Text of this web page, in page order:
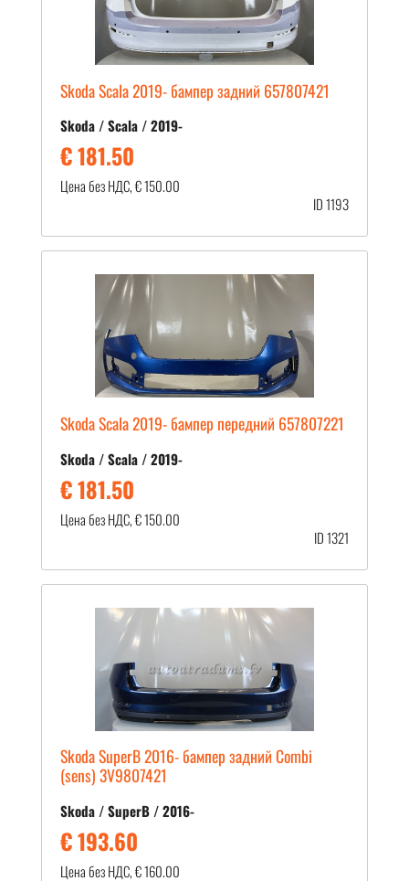
Skoda Scala 2019- бампер задний 657807421
Skoda / Scala / 2019-
€ 181.50
Цена без НДС, € 150.00
ID 1193
Skoda Scala 2019- бампер передний 657807221
Skoda / Scala / 2019-
€ 181.50
Цена без НДС, € 150.00
ID 1321
Skoda SuperB 2016- бампер задний Combi
(sens) 3V9807421
Skoda / SuperB / 2016-
€ 193.60
Цена без НДС, € 160.00